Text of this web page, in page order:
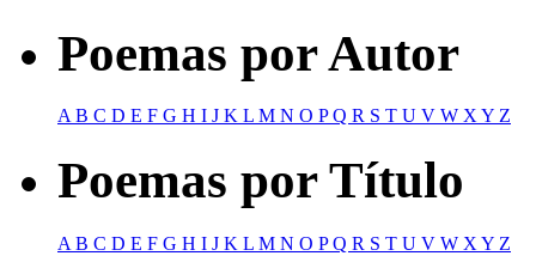
Poemas por Autor
AB C D E F G H I J K L M N O PQ R S T U V W XY Z
Poemas por Título
A B C D E F G H I J K L M N O PQ R S T U V W X Y Z